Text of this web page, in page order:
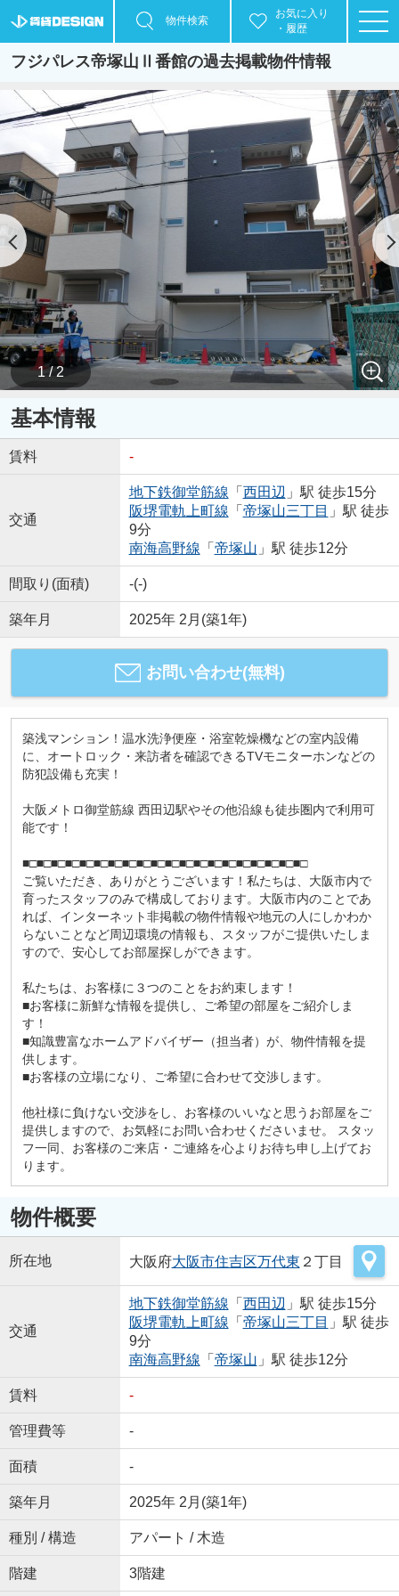
物件検索
お気に入り
・履歴
フジパレス帝塚山Ⅱ番館の過去掲載物件情報
1 / 2
基本情報
賃料 -
交通
地下鉄御堂筋線 「 西田辺 」駅 徒歩15分
阪堺電軌上町線 「 帝塚山三丁目 」駅 徒歩
9分
南海高野線 「 帝塚山 」駅 徒歩12分
間取り(面積) -(-)
築年月 2025年 2月(築1年)
お問い合わせ(無料)
築浅マンション！温水洗浄便座・浴室乾燥機などの室内設備
に、オートロック・来訪者を確認できるTVモニターホンなどの
防犯設備も充実！
大阪メトロ御堂筋線 西田辺駅やその他沿線も徒歩圏内で利用可
能です！
■□■□■□■□■□■□■□■□■□■□■□■□■□■□■□■□■□■□■□■□
ご覧いただき、ありがとうございます！私たちは、大阪市内で
育ったスタッフのみで構成しております。大阪市内のことであ
れば、インターネット非掲載の物件情報や地元の人にしかわか
らないことなど周辺環境の情報も、スタッフがご提供いたしま
すので、安心してお部屋探しができます。
私たちは、お客様に３つのことをお約束します！
■お客様に新鮮な情報を提供し、ご希望の部屋をご紹介しま
す！
■知識豊富なホームアドバイザー（担当者）が、物件情報を提
供します。
■お客様の立場になり、ご希望に合わせて交渉します。
他社様に負けない交渉をし、お客様のいいなと思うお部屋をご
提供しますので、お気軽にお問い合わせくださいませ。 スタッ
フ一同、お客様のご来店・ご連絡を心よりお待ち申し上げてお
ります。
物件概要
所在地 大阪府大阪市住吉区万代東 ２丁目
交通
地下鉄御堂筋線 「 西田辺 」駅 徒歩15分
阪堺電軌上町線 「 帝塚山三丁目 」駅 徒歩
9分
南海高野線 「 帝塚山 」駅 徒歩12分
賃料 -
管理費等 -
面積 -
築年月 2025年 2月(築1年)
種別 / 構造 アパート / 木造
階建 3階建